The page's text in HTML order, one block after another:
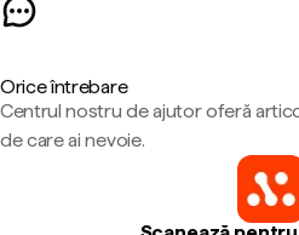
Orice întrebare
Centrul nostru de ajutor oferă
de care ai nevoie.